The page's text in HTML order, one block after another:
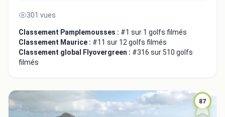
301 vues
Classement Pamplemousses : #1 sur 1 golfs filmés
Classement Maurice : #11 sur 12 golfs filmés
Classement global Flyovergreen : #316 sur 510 golfs
filmés
87